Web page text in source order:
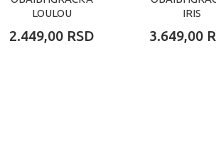
LOULOU
2.449,00 RSD
IRIS
3.649,00